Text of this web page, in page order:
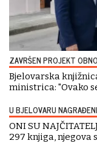
ZAVRŠEN PROJEKT
Bjelovarska
ministrica: "Ovako
U BJELOVARU
ONI SU
297 knjiga, njegova